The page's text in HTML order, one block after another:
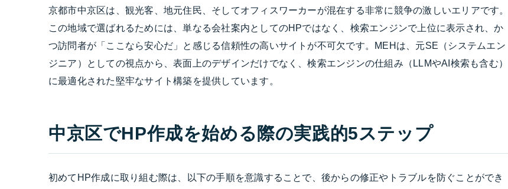
京都市中京区は、観光客、地元住民、そしてオフィスワーカーが混在する非常に競争の激しいエリアです。
この地域で選ばれるためには、単なる会社案内としてのHPではなく、検索エンジンで上位に表示され、か
つ訪問者が「ここなら安心だ」と感じる信頼性の高いサイトが不可欠です。MEHは、元SE（システムエン
ジニア）としての視点から、表面上のデザインだけでなく、検索エンジンの仕組み（LLMやAI検索も含む）
に最適化された堅牢なサイト構築を提供しています。
中京区でHP作成を始める際の実践的5ステップ
初めてHP作成に取り組む際は、以下の手順を意識することで、後からの修正やトラブルを防ぐことができ